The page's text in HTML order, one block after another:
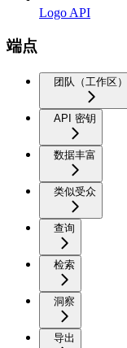
Logo API
端点
团队（工作区）
API 密钥
数据丰富
类似受众
查询
检索
洞察
导出